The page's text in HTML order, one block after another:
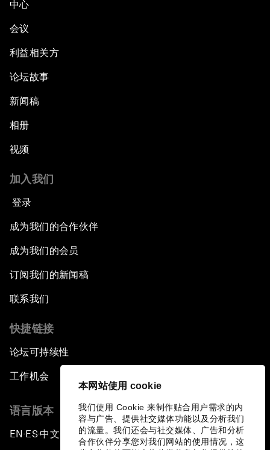
本网站使用 cookie
我们使用 Cookie 来制作贴合用户需求的内
容与广告、提供社交媒体功能以及分析我们
的流量。我们还会与社交媒体、广告和分析
合作伙伴分享您对我们网站的使用情况，这
中心
会议
利益相关方
论坛故事
新闻稿
相册
视频
加入我们
登录
成为我们的合作伙伴
成为我们的会员
订阅我们的新闻稿
联系我们
快捷链接
论坛可持续性
工作机会
语言版本
EN ▪ ES▪中文▪ 日本語